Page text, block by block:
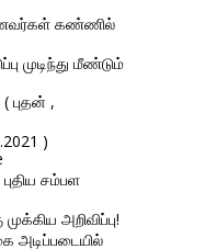
கண்ணில்
முடிந்து மீண்டும்
புதன் ,
)
சம்பள
அறிவிப்பு!